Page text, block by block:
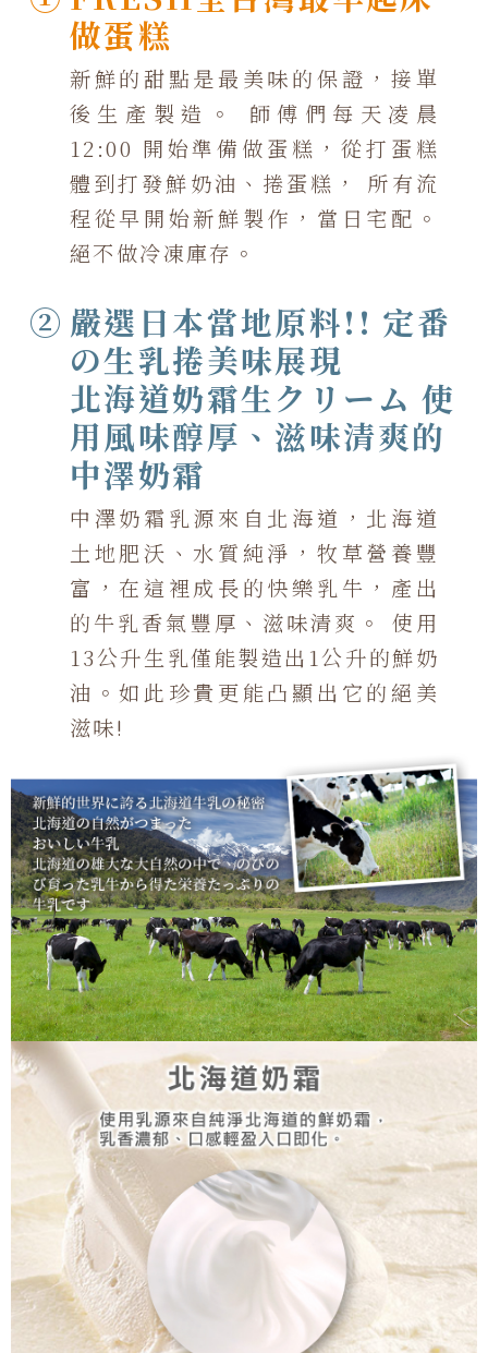
做蛋糕
新鮮的甜點是最美味的保證，接單
後生產製造。 師傅們每天凌晨
12:00 開始準備做蛋糕，從打蛋糕
體到打發鮮奶油、捲蛋糕， 所有流
程從早開始新鮮製作，當日宅配。
絕不做冷凍庫存。
② 嚴選日本當地原料!! 定番
の生乳捲美味展現
北海道奶霜生クリーム 使
用風味醇厚、滋味清爽的
中澤奶霜
中澤奶霜乳源來自北海道，北海道
土地肥沃、水質純淨，牧草營養豐
富，在這裡成長的快樂乳牛，產出
的牛乳香氣豐厚、滋味清爽。 使用
13公升生乳僅能製造出1公升的鮮奶
油。如此珍貴更能凸顯出它的絕美
滋味!